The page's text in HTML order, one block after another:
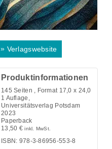
» Verlagswebsite
Produktinformationen
145 Seiten , Format 17,0 x 24,0
1 Auflage,
Universitätsverlag Potsdam
2023
Paperback
13,50 € inkl. MwSt.
ISBN: 978-3-86956-553-8